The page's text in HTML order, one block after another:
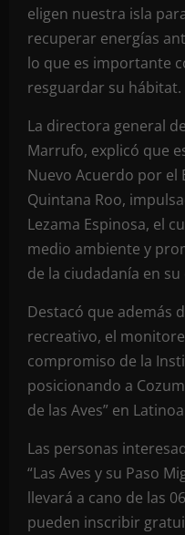
eligen nuestra isla
recuperar energías
lo que es importante
resguardar su hábitat.
La directora general
Marrufo, explicó que
Nuevo Acuerdo por el
Quintana Roo,
Lezama Espinosa, el
medio ambiente y
de la ciudadanía en
Destacó que además
recreativo, el
compromiso de la
posicionando a
de las Aves” en
Las personas
“Las Aves y su Paso
llevará a cano de las
pueden inscribir